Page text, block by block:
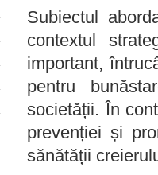
Subiectul
contextul
important,
pentru
societății. În
prevenției și
sănătății